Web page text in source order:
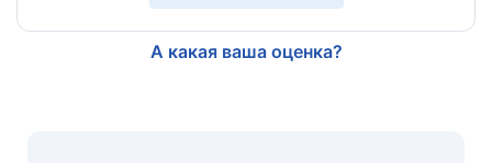
А какая ваша оценка?